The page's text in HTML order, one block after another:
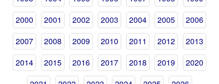
2000
2001 2002 2003 2004 2005
2006
2007
2008 2009 2010 2011 2012
2013
2014
2015 2016 2017 2018 2019
2020